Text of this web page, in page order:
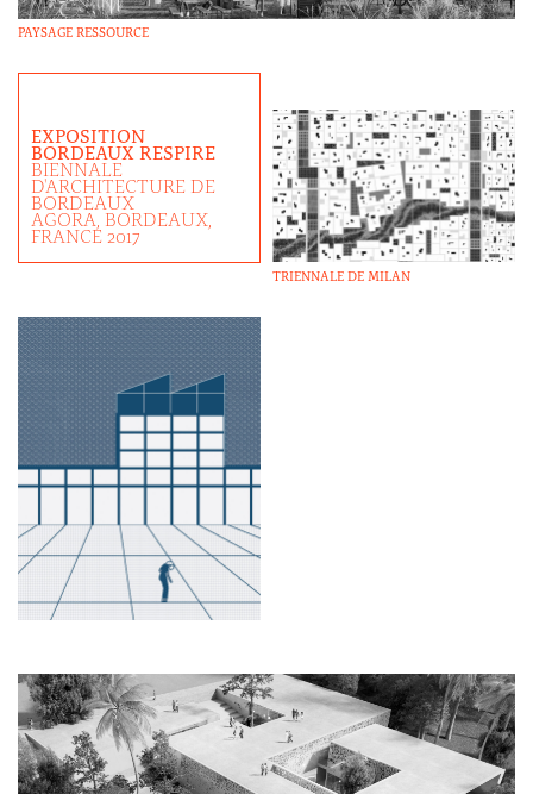
PAYSAGE RESSOURCE
EXPOSITION
BORDEAUX RESPIRE
BIENNALE
D'ARCHITECTURE DE
BORDEAUX
AGORA, BORDEAUX,
FRANCE 2017
TRIENNALE DE MILAN